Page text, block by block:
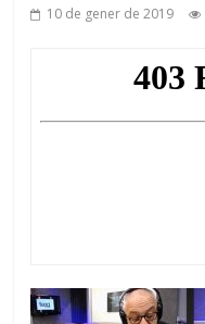
10 de gener de 2019